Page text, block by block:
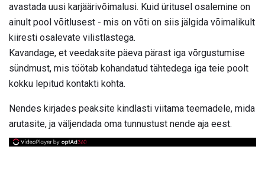
avastada uusi karjäärivõimalusi. Kuid üritusel osalemine on
ainult pool võitlusest - mis on võti on siis jälgida võimalikult
kiiresti osalevate vilistlastega.
Kavandage, et veedaksite päeva pärast iga võrgustumise
sündmust, mis töötab kohandatud tähtedega iga teie poolt
kokku lepitud kontakti kohta.
Nendes kirjades peaksite kindlasti viitama teemadele, mida
arutasite, ja väljendada oma tunnustust nende aja eest.